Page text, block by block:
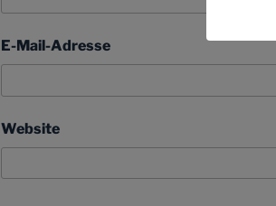
E-Mail-Adresse
Website